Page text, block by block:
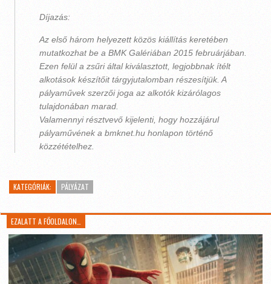
Díjazás:
Az első három helyezett közös kiállítás keretében
mutatkozhat be a BMK Galériában 2015 februárjában.
Ezen felül a zsűri által kiválasztott, legjobbnak ítélt
alkotások készítőit tárgyjutalomban részesítjük. A
pályaművek szerzői joga az alkotók kizárólagos
tulajdonában marad.
Valamennyi résztvevő kijelenti, hogy hozzájárul
pályaművének a bmknet.hu honlapon történő
közzétételhez.
KATEGÓRIÁK: PÁLYÁZAT
EZALATT A FŐOLDALON…